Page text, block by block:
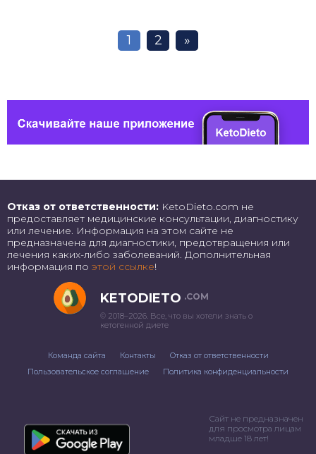
1 2 »
Отказ от ответственности: KetoDieto.com не
предоставляет медицинские консультации, диагностику
или лечение. Информация на этом сайте не
предназначена для диагностики, предотвращения или
лечения каких-либо заболеваний. Дополнительная
информация по этой ссылке!
KETODIETO .COM
© 2018–2026. Все, что вы хотели знать о
кетогенной диете
Команда сайта Контакты
Отказ от ответственности
Пользовательское соглашение
Политика конфиденциальности
Сайт не предназначен
для просмотра лицам
младше 18 лет!